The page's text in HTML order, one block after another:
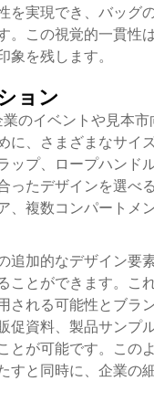
を実現でき、バッグ
。この視覚的一貫性
を残します。
ョン
業のイベントや見本
に、さまざまなサイ
ップ、ロープハンド
ったデザインを選べ
、複数コンパートメ
追加的なデザイン要
ことができます。こ
される可能性とブラ
促資料、製品サンプ
とが可能です。この
すと同時に、企業の